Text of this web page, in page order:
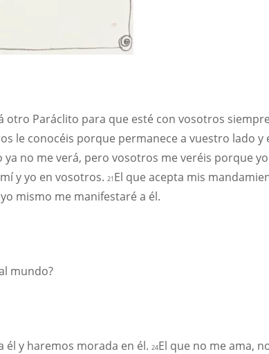
otro Paráclito para que esté con vosotros
le conocéis porque permanece a vuestro lado y
no me verá, pero vosotros me veréis porque
y yo en vosotros. 21 El que acepta mis
mismo me manifestaré a él.
mundo?
él y haremos morada en él. 24El que no me ama,